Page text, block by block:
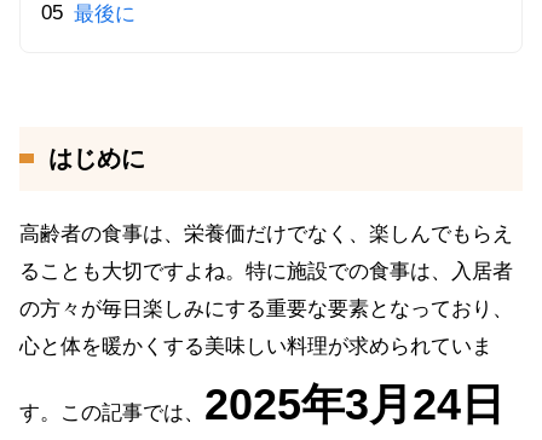
最後に
はじめに
高齢者の食事は、栄養価だけでなく、楽しんでもらえ
ることも大切ですよね。特に施設での食事は、入居者
の方々が毎日楽しみにする重要な要素となっており、
心と体を暖かくする美味しい料理が求められていま
す。この記事では、 2025年3月24日